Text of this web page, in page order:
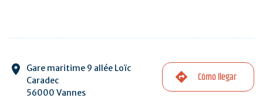
Gare maritime 9 allée Loïc
Caradec
56000 Vannes
Cómo llegar